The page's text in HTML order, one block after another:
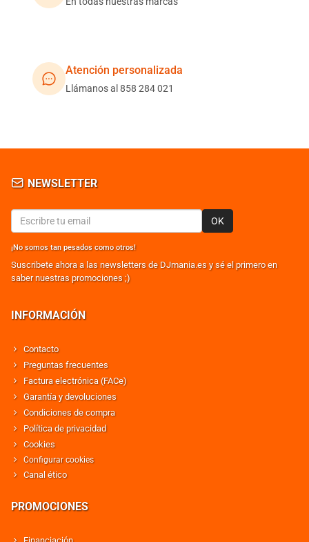
Atención personalizada
Llámanos al 858 284 021
NEWSLETTER
OK
¡No somos tan pesados como otros!
Suscribete ahora a las newsletters de DJmania.es y sé el primero en
saber nuestras promociones ;)
INFORMACIÓN
Contacto
Preguntas frecuentes
Factura electrónica (FACe)
Garantía y devoluciones
Condiciones de compra
Política de privacidad
Cookies
Configurar cookies
Canal ético
PROMOCIONES